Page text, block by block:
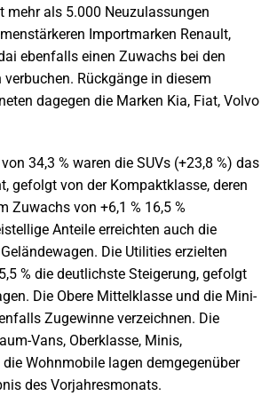
mehr als 5.000 Neuzulassungen
Importmarken Renault,
ebenfalls einen Zuwachs bei den
verbuchen. Rückgänge in diesem
dagegen die Marken Kia, Fiat, Volvo
34,3 % waren die SUVs (+23,8 %) das
gefolgt von der Kompaktklasse, deren
Zuwachs von +6,1 % 16,5 %
Anteile erreichten auch die
Die Utilities erzielten
% die deutlichste Steigerung, gefolgt
Die Obere Mittelklasse und die Mini-
Zugewinne verzeichnen. Die
Vans, Oberklasse, Minis,
Wohnmobile lagen demgegenüber
des Vorjahresmonats.